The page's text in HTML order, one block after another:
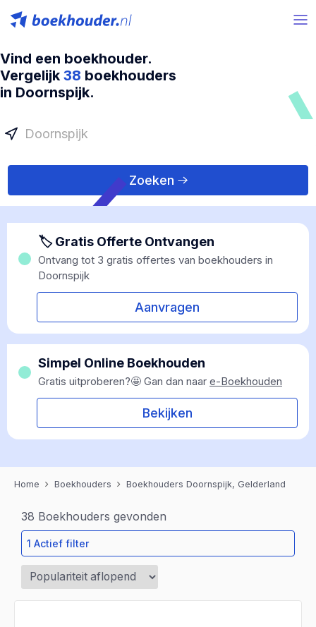
Vind een boekhouder.
Vergelijk 38 boekhouders
in Doornspijk.
Zoeken
🏷 Gratis Offerte Ontvangen
Ontvang tot 3 gratis offertes van boekhouders in
Doornspijk
Aanvragen
Simpel Online Boekhouden
Gratis uitproberen?🤩 Gan dan naar e-Boekhouden
Bekijken
Home Boekhouders Boekhouders Doornspijk, Gelderland
38 Boekhouders gevonden
1 Actief filter